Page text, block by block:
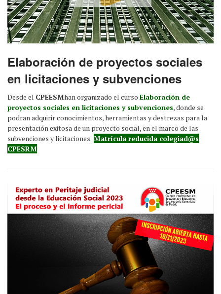
Elaboración de proyectos sociales
en licitaciones y subvenciones
Desde el CPEESMhan organizado el curso Elaboración de
proyectos sociales en licitaciones y subvenciones, donde se
podran adquirir conocimientos, herramientas y destrezas para la
presentación exitosa de un proyecto social, en el marco de las
subvenciones y licitaciones. Matrícula reducida colegiad@s
CPESRM